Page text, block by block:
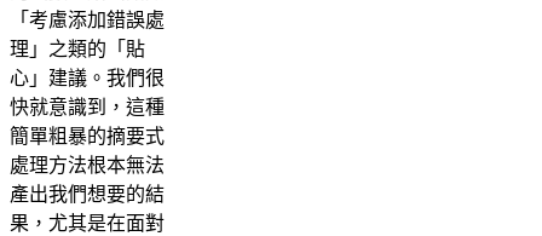
「考慮添加錯誤處
理」之類的「貼
心」建議。我們很
快就意識到，這種
簡單粗暴的摘要式
處理方法根本無法
產出我們想要的結
果，尤其是在面對